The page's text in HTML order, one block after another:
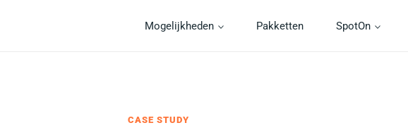
Mogelijkheden Pakketten SpotOn
CASE STUDY